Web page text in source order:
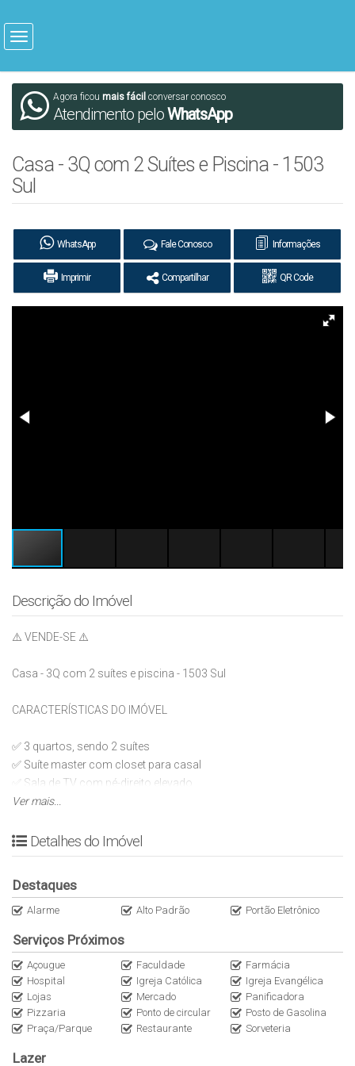
Agora ficou mais fácil conversar conosco
Atendimento peloWhatsApp
Casa - 3Q com 2 Suítes e Piscina - 1503
Sul
WhatsApp Fale Conosco Informações
Imprimir Compartilhar QR Code
Descrição do Imóvel
⚠️ VENDE-SE ⚠️
Casa - 3Q com 2 suítes e piscina - 1503 Sul
CARACTERÍSTICAS DO IMÓVEL
✅ 3 quartos, sendo 2 suítes
✅ Suíte master com closet para casal
✅ Sala de TV com pé-direito elevado
✅ Sala de jantar com pé-direito elevado e lustre
✅ Área gourmet com churrasqueira
✅ Lavabo externo
DIFERENCIAIS E ÁREA DE LAZER
✅ Piscina com hidromassagem e aquecimento
✅ Paisagismo com sistema de irrigação automática
✅ Esquadrias em alumínio
✅ Revestimentos classe A
✅ Calçada em pedra portuguesa
✅ Jardinagem completa
✅ Fachada moderna
Ver mais...
Detalhes do Imóvel
Destaques
Alarme Alto Padrão Portão Eletrônico
Serviços Próximos
Açougue Faculdade
Farmácia
Hospital
Igreja Católica
Igreja Evangélica
Lojas
Mercado
Panificadora
Pizzaria
Ponto de circular
Posto de Gasolina
Praça/Parque
Restaurante Sorveteria
Lazer